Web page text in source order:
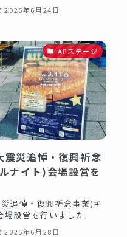
2025年6月24日
APステージ
震災追悼・復興祈念
ナイト)会場設営を
追悼・復興祈念事業(キ
場設営を行いました
2025年6月28日